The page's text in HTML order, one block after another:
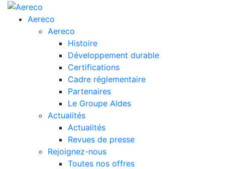
Aereco
Aereco
Histoire
Développement durable
Certifications
Cadre réglementaire
Partenaires
Le Groupe Aldes
Actualités
Actualités
Revues de presse
Rejoignez-nous
Toutes nos offres